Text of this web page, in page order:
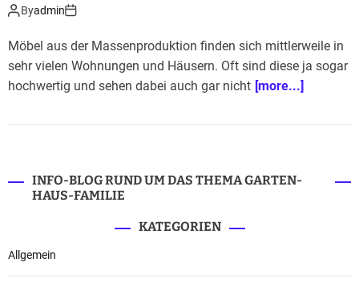
Byadmin
Möbel aus der Massenproduktion finden sich mittlerweile in
sehr vielen Wohnungen und Häusern. Oft sind diese ja sogar
hochwertig und sehen dabei auch gar nicht [more...]
INFO-BLOG RUND UM DAS THEMA GARTEN-
HAUS-FAMILIE
KATEGORIEN
Allgemein